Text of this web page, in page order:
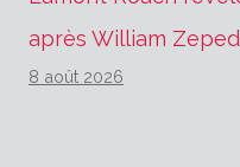
après William
8 août 2026